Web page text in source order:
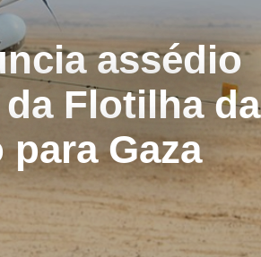
assédio
Flotilha da
Gaza